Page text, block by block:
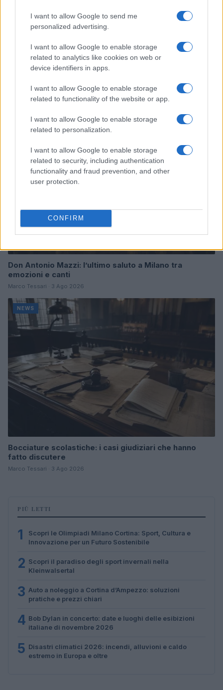
I want to allow Google to send me
personalized advertising.
I want to allow Google to enable storage
related to analytics like cookies on web or
device identifiers in apps.
I want to allow Google to enable storage
related to functionality of the website or app.
I want to allow Google to enable storage
related to personalization.
I want to allow Google to enable storage
related to security, including authentication
functionality and fraud prevention, and other
user protection.
CONFIRM
Arrestati cinque agenti della polizia locale di Milano: le
accuse e i dettagli
Alessandro Tassinari · 7 Ago 2026
Don Antonio Mazzi: l’ultimo saluto a Milano tra
emozioni e canti
Marco Tessari · 3 Ago 2026
NEWS
Bocciature scolastiche: i casi giudiziari che hanno
fatto discutere
Marco Tessari · 3 Ago 2026
PIÙ LETTI
1
Scopri le Olimpiadi Milano Cortina: Sport, Cultura e
Innovazione per un Futuro Sostenibile
2 Scopri il paradiso degli sport invernali nella
Kleinwalsertal
3 Auto a noleggio a Cortina d’Ampezzo: soluzioni
pratiche e prezzi chiari
4 Bob Dylan in concerto: date e luoghi delle esibizioni
italiane di novembre 2026
5 Disastri climatici 2026: incendi, alluvioni e caldo
estremo in Europa e oltre